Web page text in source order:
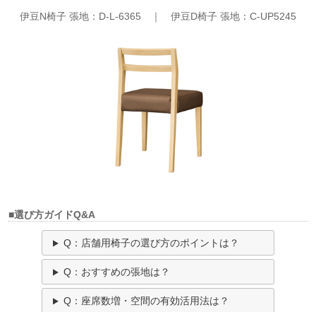
伊豆N椅子 張地：D-L-6365 ｜ 伊豆D椅子 張地：C-UP5245
■選び方ガイドQ&A
Q：店舗用椅子の選び方のポイントは？
Q：おすすめの張地は？
Q：座席数増・空間の有効活用法は？